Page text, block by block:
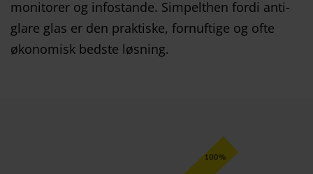
monitorer og infostande. Simpelthen fordi anti-
glare glas er den praktiske, fornuftige og ofte
økonomisk bedste løsning.